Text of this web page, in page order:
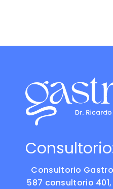
Consultorio
587 consultorio